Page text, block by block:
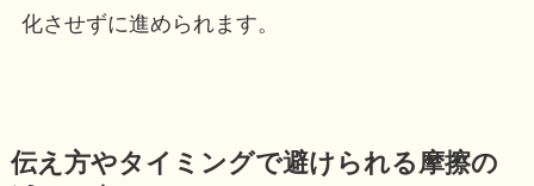
化させずに進められます。
伝え方やタイミングで避けられる摩擦の